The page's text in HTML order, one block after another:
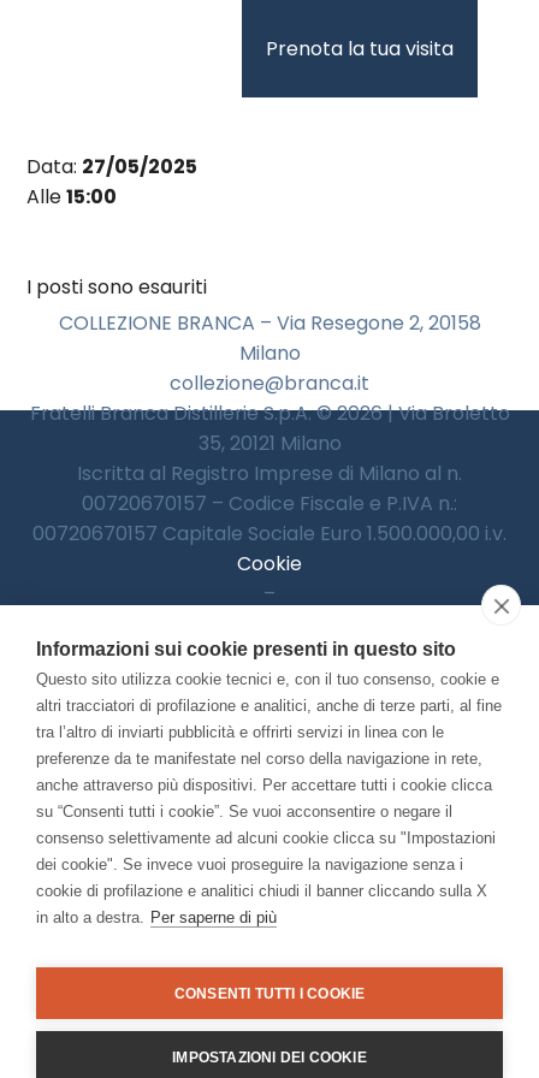
Prenota la tua visita
Data: 27/05/2025
Alle15:00
I posti sono esauriti
COLLEZIONE BRANCA – Via Resegone 2, 20158
Milano
collezione@branca.it
Fratelli Branca Distillerie S.p.A. © 2026 | Via Broletto
35, 20121 Milano
Iscritta al Registro Imprese di Milano al n.
00720670157 – Codice Fiscale e P.IVA n.:
00720670157 Capitale Sociale Euro 1.500.000,00 i.v.
Cookie
–
–
Accessibilitià
Con il contributo di:
Bando “Musei di Impresa 2025”
Informazioni sui cookie presenti in questo sito
Questo sito utilizza cookie tecnici e, con il tuo consenso, cookie e
altri tracciatori di profilazione e analitici, anche di terze parti, al fine
tra l’altro di inviarti pubblicità e offrirti servizi in linea con le
preferenze da te manifestate nel corso della navigazione in rete,
anche attraverso più dispositivi. Per accettare tutti i cookie clicca
su “Consenti tutti i cookie”. Se vuoi acconsentire o negare il
consenso selettivamente ad alcuni cookie clicca su "Impostazioni
dei cookie". Se invece vuoi proseguire la navigazione senza i
cookie di profilazione e analitici chiudi il banner cliccando sulla X
in alto a destra. Per saperne di più
CONSENTI TUTTI I COOKIE
IMPOSTAZIONI DEI COOKIE